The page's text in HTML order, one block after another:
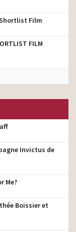
Shortlist Film
FILM
Invictus de
Me?
Boissier et